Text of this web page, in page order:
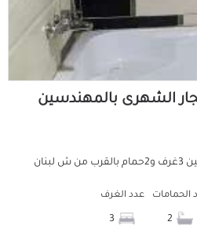
220م للايجار الشهرى بالمهندسين
شقه مفروشه للإيجار بالمهندسين 3غرف و2حمام بالقرب من ش لبنان
الحمامات عدد الغرف